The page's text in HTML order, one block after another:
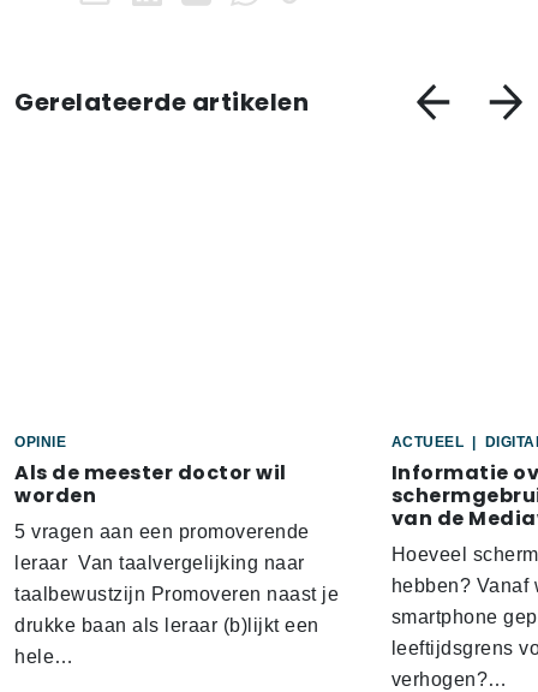
Gerelateerde artikelen
OPINIE
Als de meester doctor wil
worden
5 vragen aan een promoverende
leraar Van taalvergelijking naar
taalbewustzijn Promoveren naast je
drukke baan als leraar (b)lijkt een
hele…
ACTUEEL
Informatie
van de
Hoeveel
hebben?
smartphone
leeftijdsgrens
verhogen?…